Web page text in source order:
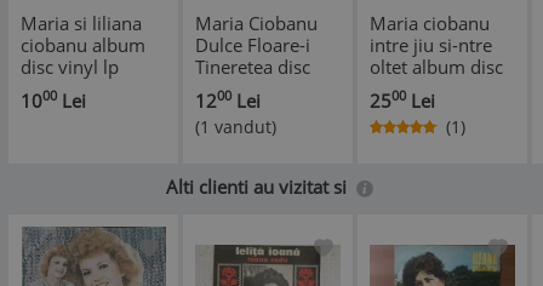
Maria si liliana
ciobanu album
disc vinyl lp
muzica populara
folclor
1000 Lei
Maria Ciobanu
Dulce Floare-i
Tineretea disc
vinyl lp muzica
populara EPE
01954
1200 Lei
(1 vandut)
Maria ciobanu
intre jiu si-ntre
oltet album disc
vinyl lp muzica
populara folclor
electrecord STM
2500 Lei
(1)
Alti clienti au vizitat si